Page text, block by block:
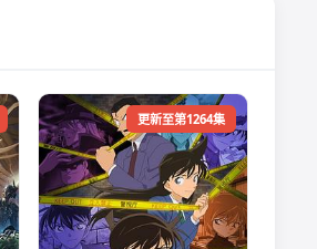
更新至第1264集